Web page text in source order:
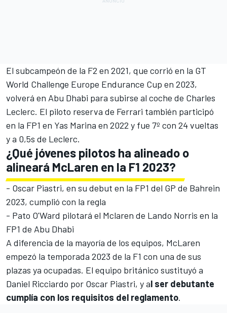
El subcampeón de la F2 en 2021, que corrió en la GT
World Challenge Europe Endurance Cup en 2023,
volverá en Abu Dhabi para subirse al coche de Charles
Leclerc. El piloto reserva de Ferrari también participó
en la FP1 en Yas Marina en 2022 y fue 7º con 24 vueltas
y a 0,5s de Leclerc.
¿Qué jóvenes pilotos ha alineado o
alineará McLaren en la F1 2023?
- Oscar Piastri, en su debut en la FP1 del GP de Bahrein
2023, cumplió con la regla
- Pato O'Ward pilotará el Mclaren de Lando Norris en la
FP1 de Abu Dhabi
A diferencia de la mayoría de los equipos, McLaren
empezó la temporada 2023 de la F1 con una de sus
plazas ya ocupadas. El equipo británico sustituyó a
Daniel Ricciardo por Oscar Piastri, y al ser debutante
cumplía con los requisitos del reglamento.